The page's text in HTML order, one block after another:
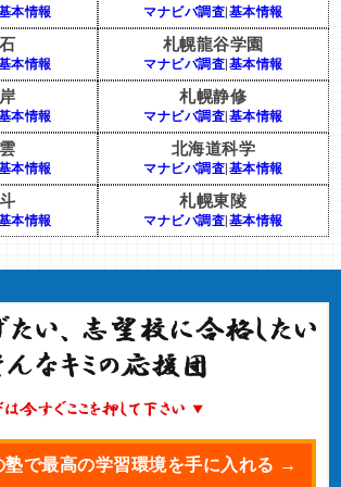
本情報 マナビバ調査|基本情報
本情報
札幌龍谷学園
マナビバ調査|基本情報
本情報
札幌静修
マナビバ調査|基本情報
本情報
北海道科学
マナビバ調査|基本情報
本情報
札幌東陵
マナビバ調査|基本情報
塾で最高の学習環境を手に入れる →